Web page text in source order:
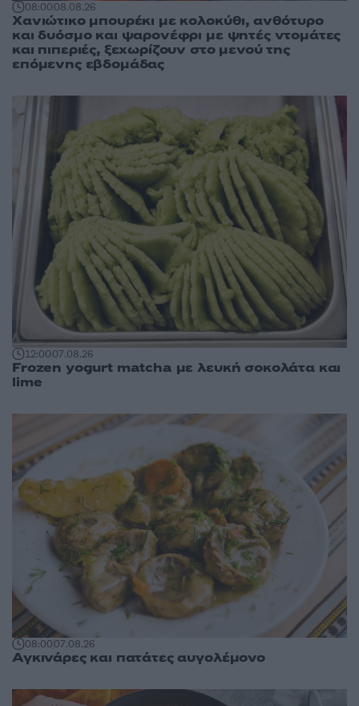
08:0008.08.26
Χανιώτικο μπουρέκι με κολοκύθι, ανθότυρο
και δυόσμο και ψαρονέφρι με ψητές ντομάτες
και πιπεριές, ξεχωρίζουν στο μενού της
επόμενης εβδομάδας
12:0007.08.26
Frozen yogurt matcha με λευκή σοκολάτα και
lime
08:0007.08.26
Αγκινάρες και πατάτες αυγολέμονο